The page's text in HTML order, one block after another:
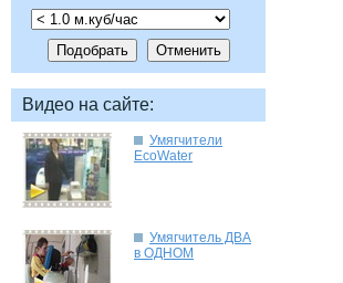
Умягчители
Умягчитель ДВА